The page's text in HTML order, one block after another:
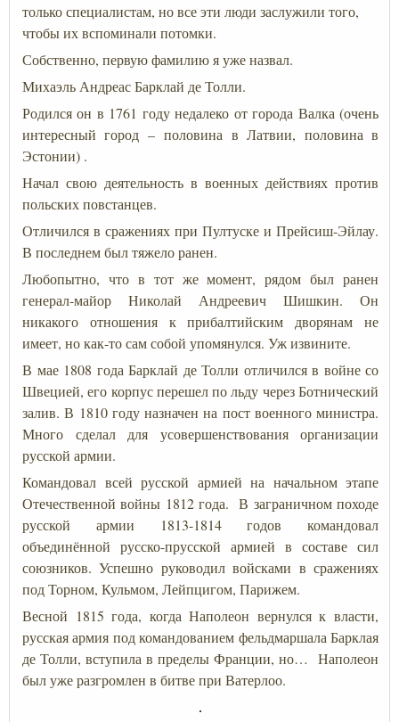
только специалистам, но все эти люди заслужили того,
чтобы их вспоминали потомки.
Собственно, первую фамилию я уже назвал.
Михаэль Андреас Барклай де Толли.
Родился он в 1761 году недалеко от города Валка (очень
интересный город – половина в Латвии, половина в
Эстонии) .
Начал свою деятельность в военных действиях против
польских повстанцев.
Отличился в сражениях при Пултуске и Прейсиш-Эйлау.
В последнем был тяжело ранен.
Любопытно, что в тот же момент, рядом был ранен
генерал-майор Николай Андреевич Шишкин. Он
никакого отношения к прибалтийским дворянам не
имеет, но как-то сам собой упомянулся. Уж извините.
В мае 1808 года Барклай де Толли отличился в войне со
Швецией, его корпус перешел по льду через Ботнический
залив. В 1810 году назначен на пост военного министра.
Много сделал для усовершенствования организации
русской армии.
Командовал всей русской армией на начальном этапе
Отечественной войны 1812 года. В заграничном походе
русской армии 1813-1814 годов командовал
объединённой русско-прусской армией в составе сил
союзников. Успешно руководил войсками в сражениях
под Торном, Кульмом, Лейпцигом, Парижем.
Весной 1815 года, когда Наполеон вернулся к власти,
русская армия под командованием фельдмаршала Барклая
де Толли, вступила в пределы Франции, но… Наполеон
был уже разгромлен в битве при Ватерлоо.